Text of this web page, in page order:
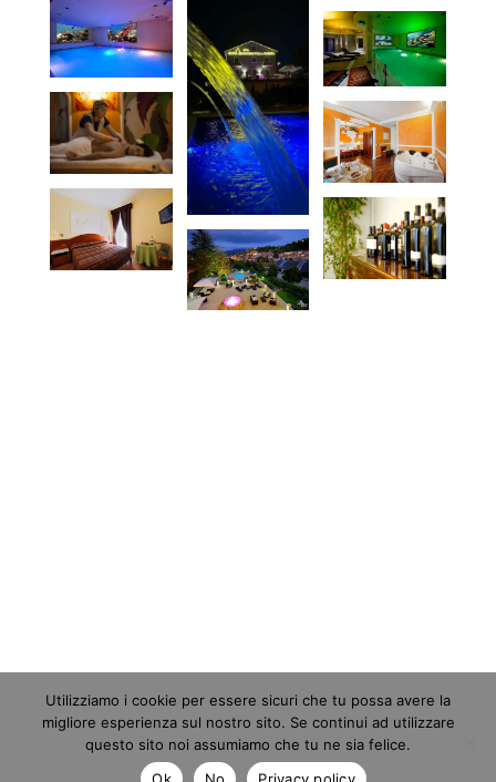
Utilizziamo i cookie per essere sicuri che tu possa avere la
migliore esperienza sul nostro sito. Se continui ad utilizzare
questo sito noi assumiamo che tu ne sia felice.
Ok
No Privacy policy